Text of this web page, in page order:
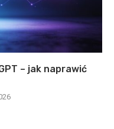
– jak naprawić